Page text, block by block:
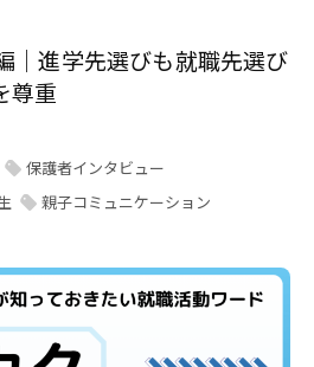
｜進学先選びも就職先選び
尊重
保護者インタビュー
親子コミュニケーション